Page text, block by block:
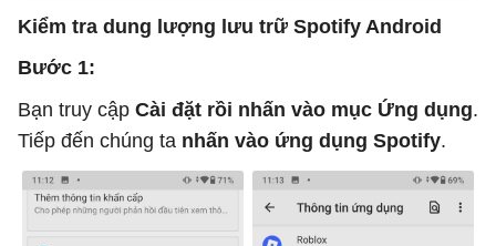
Kiểm tra dung lượng lưu trữ Spotify Android
Bước 1:
Bạn truy cập Cài đặt rồi nhấn vào mục Ứng dụng.
Tiếp đến chúng ta nhấn vào ứng dụng Spotify.